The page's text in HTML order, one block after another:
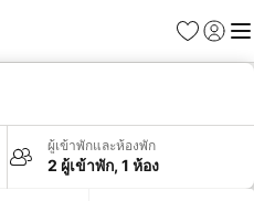
รายการโป
เข้าสู่ร
เมนู
ผู้เข้าพักและห้องพัก
2 ผู้เข้าพัก, 1 ห้อง